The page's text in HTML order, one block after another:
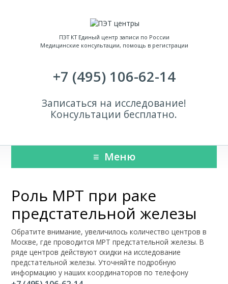
ПЭТ КТ Единый центр записи по России
Медицинские консультации, помощь в регистрации
+7 (495) 106-62-14
Записаться на исследование!
Консультации бесплатно.
Меню
Роль МРТ при раке
предстательной железы
Обратите внимание, увеличилось количество центров в
Москве, где проводится МРТ предстательной железы. В
ряде центров действуют скидки на исследование
предстательной железы. Уточняйте подробную
информацию у наших координаторов по телефону